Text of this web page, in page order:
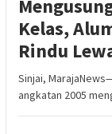
Kelas,
Rindu
Sinjai,
angkatan 2005